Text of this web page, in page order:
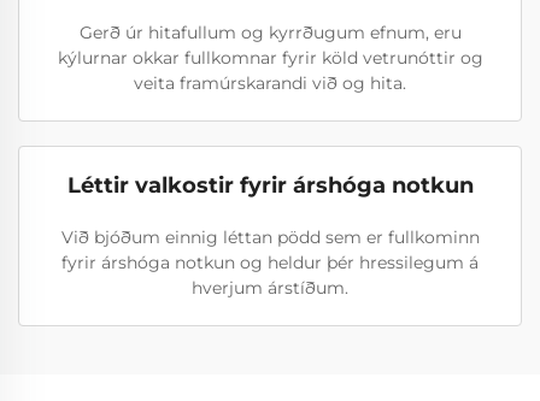
Gerð úr hitafullum og kyrrðugum efnum, eru
kýlurnar okkar fullkomnar fyrir köld vetrunóttir og
veita framúrskarandi við og hita.
Léttir valkostir fyrir árshóga notkun
Við bjóðum einnig léttan pödd sem er fullkominn
fyrir árshóga notkun og heldur þér hressilegum á
hverjum árstíðum.